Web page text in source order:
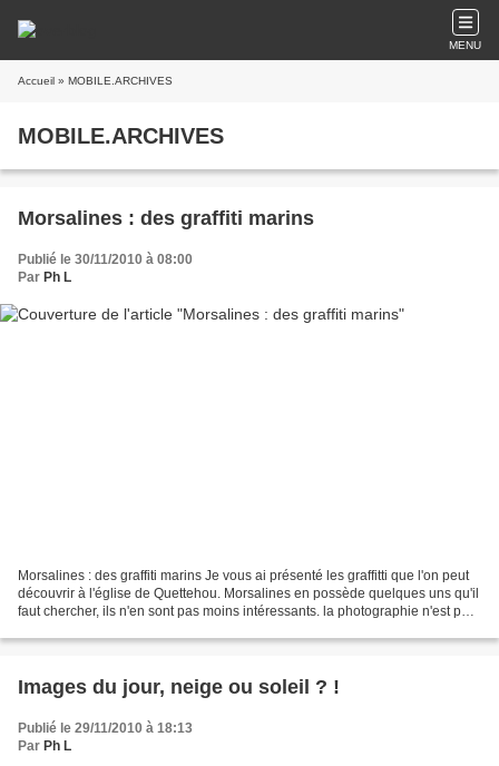
MENU
Accueil » MOBILE.ARCHIVES
MOBILE.ARCHIVES
Morsalines : des graffiti marins
Publié le 30/11/2010 à 08:00
Par Ph L
Morsalines : des graffiti marins Je vous ai présenté les graffitti que l'on peut
découvrir à l'église de Quettehou. Morsalines en possède quelques uns qu'il
faut chercher, ils n'en sont pas moins intéressants. la photographie n'est pas
Images du jour, neige ou soleil ? !
Publié le 29/11/2010 à 18:13
Par Ph L